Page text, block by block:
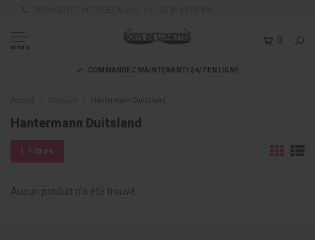
MENU
0
COMMANDEZ MAINTENANT! 24/7 EN LIGNE
Hantermann Duitsland
Hantermann Duitsland
Filtres
Aucun produit n'a été trouvé...